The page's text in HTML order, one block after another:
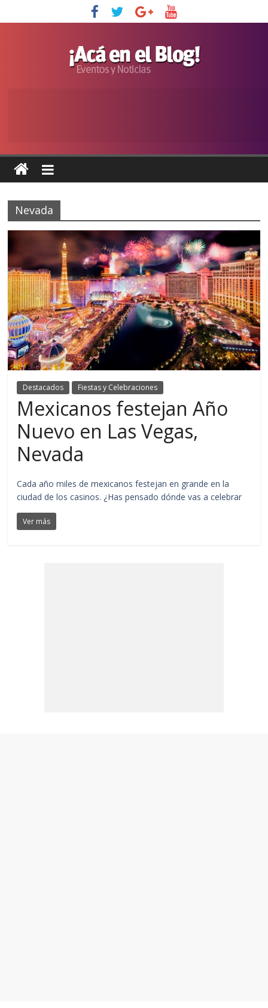
Nevada
Destacados Fiestas y Celebraciones
Mexicanos festejan Año
Nuevo en Las Vegas,
Nevada
Cada año miles de mexicanos festejan en grande en la
ciudad de los casinos. ¿Has pensado dónde vas a celebrar
Ver más